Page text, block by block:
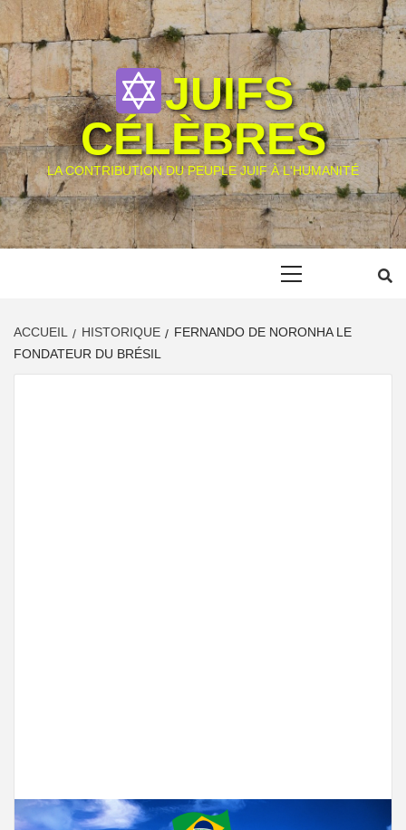
Skip
content
JUIFS
CÉLÈBRES
LA CONTRIBUTION DU PEUPLE JUIF À L'HUMANITÉ
ACCUEIL HISTORIQUE
FERNANDO DE NORONHA LE
FONDATEUR DU BRÉSIL